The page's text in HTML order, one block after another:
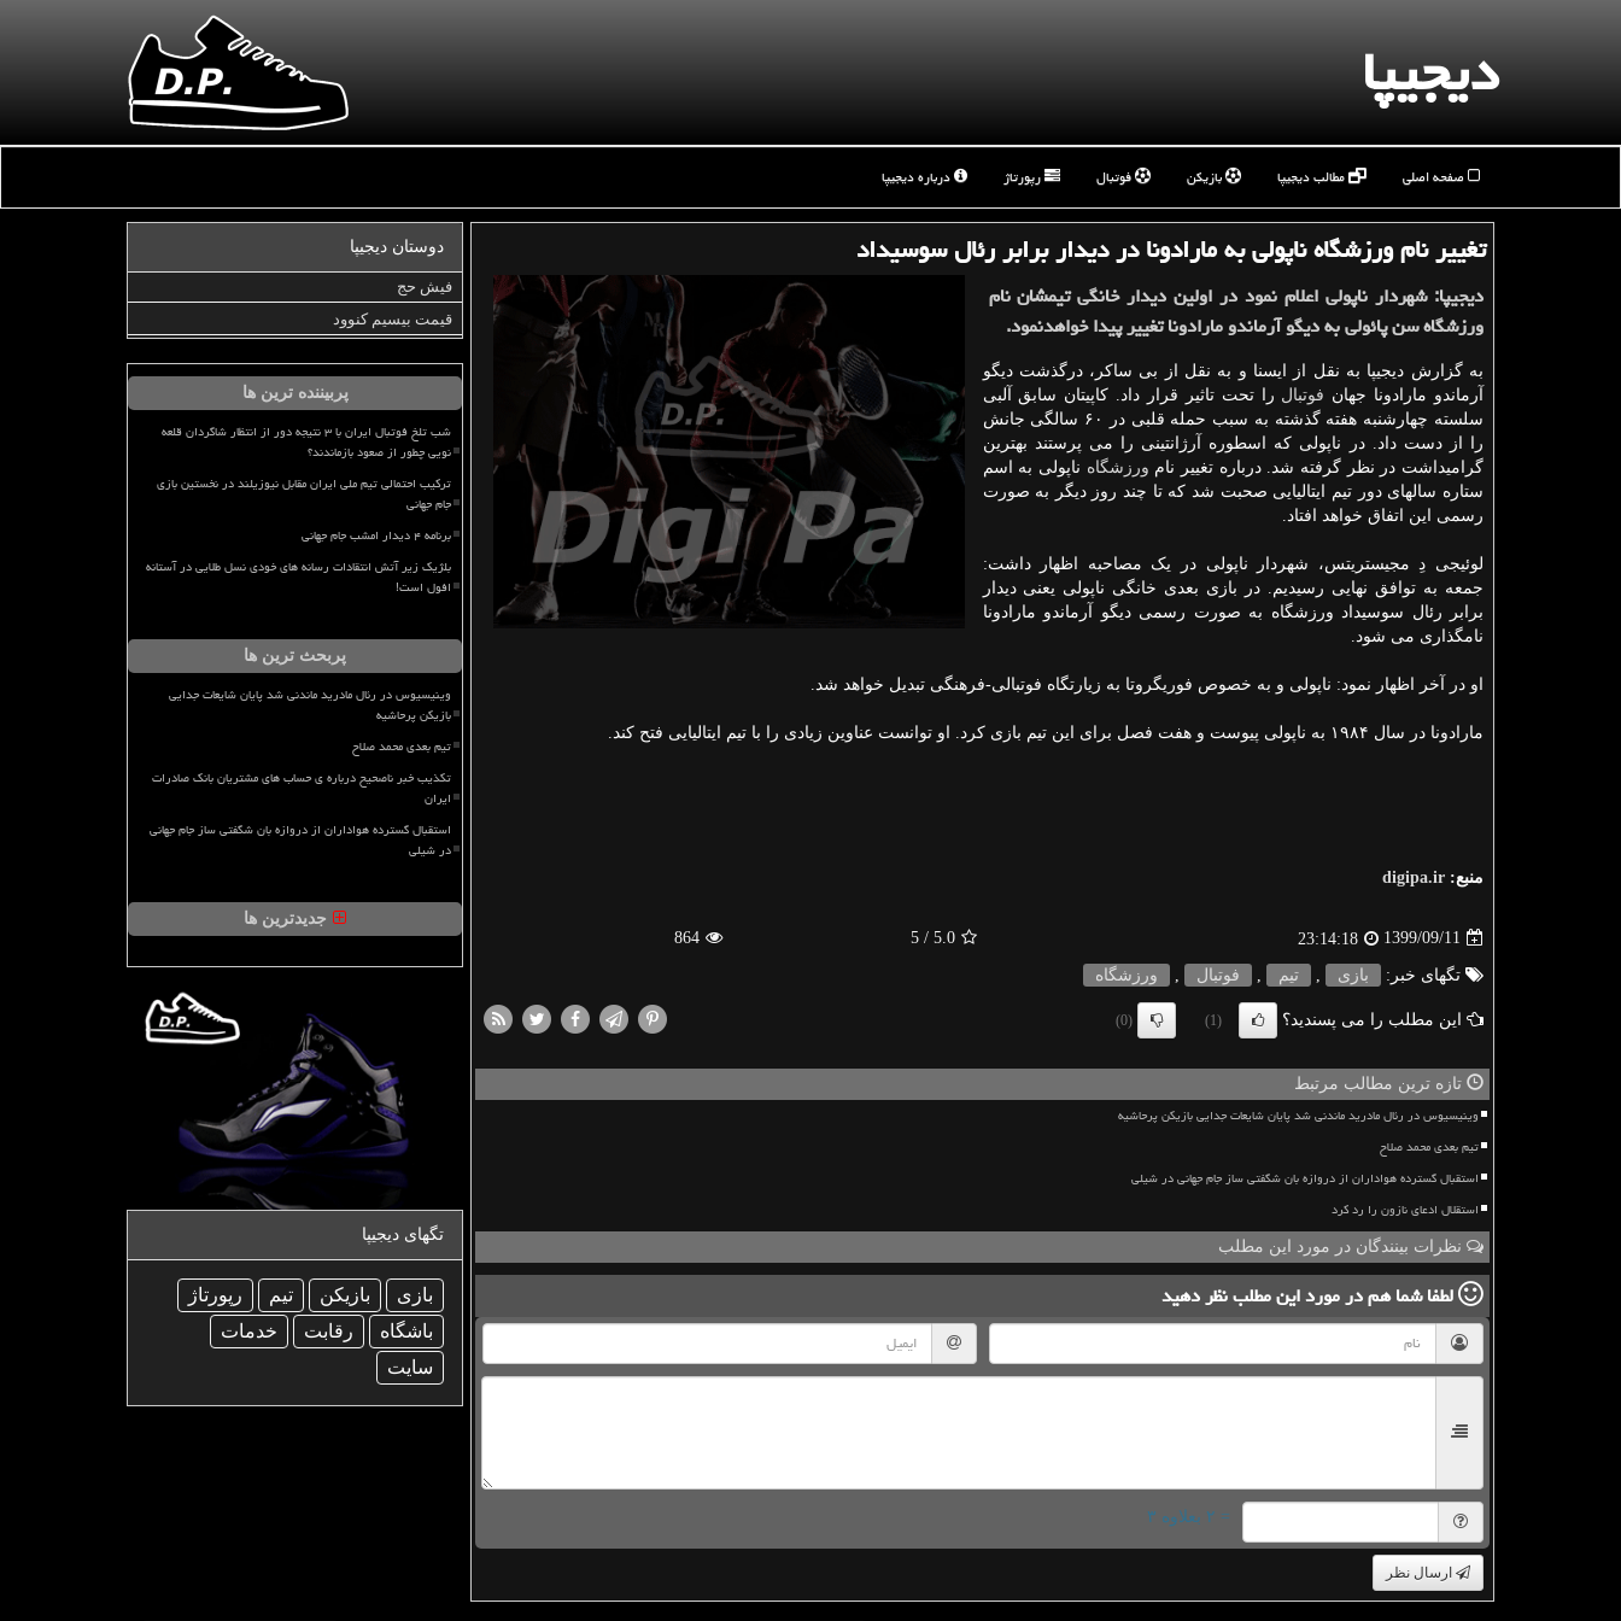
دیجیپا
صفحه اصلی مطالب دیجیپا بازیکن فوتبال رپورتاژ درباره دیجیپا
تغییر نام ورزشگاه ناپولی به مارادونا در دیدار برابر رئال سوسیداد
دیجیپا: شهردار ناپولی اعلام نمود در اولین دیدار خانگی تیمشان نام
ورزشگاه سن پائولی به دیگو آرماندو مارادونا تغییر پیدا خواهدنمود.
به گزارش دیجیپا به نقل از ایسنا و به نقل از بی ساکر، درگذشت دیگو
آرماندو مارادونا جهان فوتبال را تحت تاثیر قرار داد. کاپیتان سابق آلبی
سلسته چهارشنبه هفته گذشته به سبب حمله قلبی در ۶۰ سالگی جانش
را از دست داد. در ناپولی که اسطوره آرژانتینی را می پرستند بهترین
گرامیداشت در نظر گرفته شد. درباره تغییر نام ورزشگاه ناپولی به اسم
ستاره سالهای دور تیم ایتالیایی صحبت شد که تا چند روز دیگر به صورت
رسمی این اتفاق خواهد افتاد.
لوئیجی دِ مجیستریتس، شهردار ناپولی در یک مصاحبه اظهار داشت:
جمعه به توافق نهایی رسیدیم. در بازی بعدی خانگی ناپولی یعنی دیدار
برابر رئال سوسیداد ورزشگاه به صورت رسمی دیگو آرماندو مارادونا
نامگذاری می شود.
او در آخر اظهار نمود: ناپولی و به خصوص فوریگروتا به زیارتگاه فوتبالی-فرهنگی تبدیل خواهد شد.
مارادونا در سال ۱۹۸۴ به ناپولی پیوست و هفت فصل برای این تیم بازی کرد. او توانست عناوین زیادی را با تیم ایتالیایی فتح کند.
منبع: digipa.ir
1399/09/11
23:14:18
5.0
/ 5
864
تگهای خبر: بازی تیم فوتبال ورزشگاه
این مطلب را می پسندید؟ (1)
(0)
تازه ترین مطالب مرتبط
وینیسیوس در رئال مادرید ماندنی شد پایان شایعات جدایی بازیکن پرحاشیه
تیم بعدی محمد صلاح
استقبال گسترده هواداران از دروازه بان شگفتی ساز جام جهانی در شیلی
استقلال ادعای نازون را رد کرد
نظرات بینندگان در مورد این مطلب
لطفا شما همدر مورد این مطلبنظر دهید
= ۲ بعلاوه ۳
ارسال نظر
دوستان دیجیپا
فیش حج
قیمت بیسیم کنوود
پربیننده ترین ها
شب تلخ فوتبال ایران با ۳ نتیجه دور از انتظار شاگردان قلعه
نویی چطور از صعود بازماندند؟
ترکیب احتمالی تیم ملی ایران مقابل نیوزیلند در نخستین بازی
جام جهانی
برنامه ۴ دیدار امشب جام جهانی
بلژیک زیر آتش انتقادات رسانه های خودی نسل طلایی در آستانه
افول است!
پربحث ترین ها
وینیسیوس در رئال مادرید ماندنی شد پایان شایعات جدایی
بازیکن پرحاشیه
تیم بعدی محمد صلاح
تکذیب خبر ناصحیح درباره ی حساب های مشتریان بانک صادرات
ایران
استقبال گسترده هواداران از دروازه بان شگفتی ساز جام جهانی
در شیلی
جدیدترین ها
تگهای دیجیپا
بازی بازیكن تیم
رپورتاژ
باشگاه
رقابت
خدمات
سایت